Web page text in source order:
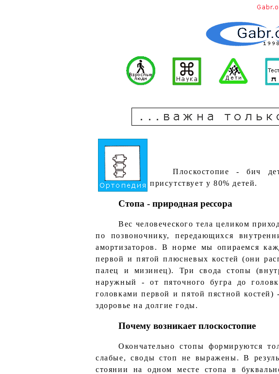
Плоскостопие - бич
присутствует у 80% детей.
Стопа - природная рессора
Вес человеческого тела целиком
по позвоночнику, передающихся
амортизаторов. В норме мы опираемся
первой и пятой плюсневых костей (они
палец и мизинец). Три свода стопы
наружный - от пяточного бугра до
головками первой и пятой пястной
здоровье на долгие годы.
Почему возникает плоскостопие
Окончательно стопы формируются
слабые, своды стоп не выражены. В
стоянии на одном месте стопа в